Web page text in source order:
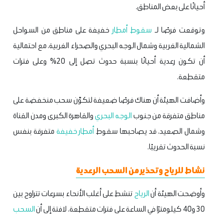
أحيانًا على بعض المناطق.
وتوقعت فرصًا لـ سقوط أمطار خفيفة على مناطق من السواحل
الشمالية الغربية وشمال الوجه البحري والصحراء الغربية، مع احتمالية
أن تكون رعدية أحيانًا بنسبة حدوث تصل إلى 20% وعلى فترات
متقطعة.
وأضافت الهيئة أن هناك فرصًا ضعيفة لتكوّن سحب منخفضة على
مناطق متفرقة من جنوبالوجه البحريوالقاهرة الكبرى ومدن القناة
وشمال الصعيد، قد يصاحبها سقوطأمطار خفيفة متفرقة بنفس
نسبة الحدوث تقريبًا.
نشاط للرياح وتحذير من السحب الرعدية
وأوضحت الهيئة أنالرياح تنشط على أغلب الأنحاء بسرعات تتراوح بين
30 و40 كيلومترًا في الساعة على فترات متقطعة، لافتة إلى أن
السحب